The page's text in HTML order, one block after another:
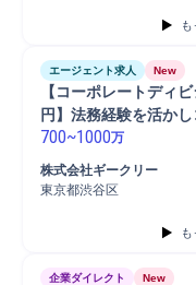
エージェント求人 New
【コーポレートディ
円】法務経験を活か
700~1000万
株式会社ギークリー
東京都渋谷区
企業ダイレクト New